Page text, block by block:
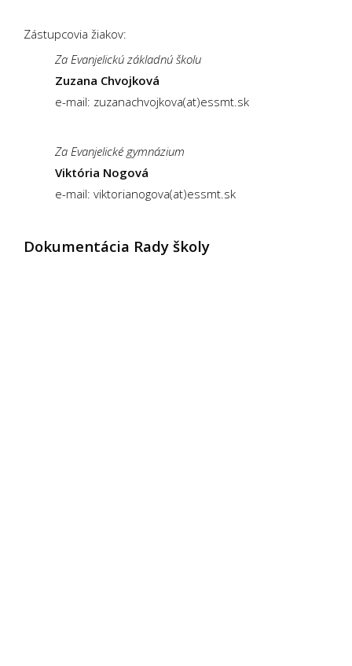
Zástupcovia žiakov:
Za Evanjelickú základnú školu
Zuzana Chvojková
e-mail: zuzanachvojkova(at)essmt.sk
Za Evanjelické gymnázium
Viktória Nogová
e-mail: viktorianogova(at)essmt.sk
Dokumentácia Rady školy